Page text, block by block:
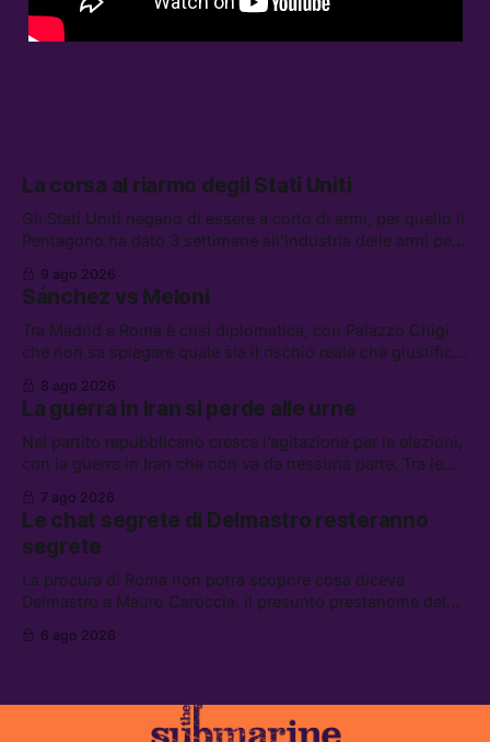
La corsa al riarmo degli Stati Uniti
Gli Stati Uniti negano di essere a corto di armi, per quello il
Pentagono ha dato 3 settimane all’industria delle armi per
continuerà ad usare i servizi di Palantir, la protesta contro
La Russa, e la centrale elettrica di Amazon in Texas
9 ago 2026
Sánchez vs Meloni
Tra Madrid e Roma è crisi diplomatica, con Palazzo Chigi
che non sa spiegare quale sia il rischio reale che giustifica
di difesa tra Arabia Saudita, Pakistan e Turchia, la crisi del
carburante irregolare, e un altro caso di IA ribelle
8 ago 2026
La guerra in Iran si perde alle urne
Nel partito repubblicano cresce l’agitazione per le elezioni,
con la guerra in Iran che non va da nessuna parte. Tra le
lavoro, Schlein prova a mettere in sicurezza la coalizione, e
che cos’è lo “Spiralismo,” la religione degli agenti IA
7 ago 2026
Le chat segrete di Delmastro resteranno
segrete
La procura di Roma non potrà scoprire cosa diceva
Delmastro a Mauro Caroccia, il presunto prestanome del
attacchi in Libano, il governo chiederà 36 miliardi di
6 ago 2026